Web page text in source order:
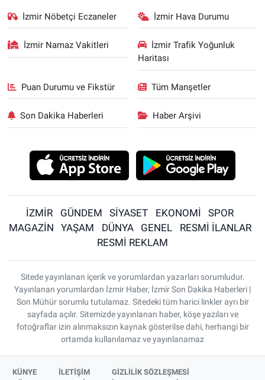
İzmir Nöbetçi Eczaneler İzmir Hava Durumu
İzmir Namaz Vakitleri
İzmir Trafik Yoğunluk
Haritası
Puan Durumu ve Fikstür Tüm Manşetler
Son Dakika Haberleri Haber Arşivi
İZMİR GÜNDEM SİYASET EKONOMİ
SPOR
MAGAZİN
YAŞAM DÜNYA GENEL
RESMİ İLANLAR
RESMİ REKLAM
Sitede yayınlanan içerik ve yorumlardan yazarları sorumludur.
Yayınlanan yorumlardan İzmir Haber, İzmir Son Dakika Haberleri |
Son Mühür sorumlu tutulamaz. Sitedeki tüm harici linkler ayrı bir
sayfada açılır. Sitemizde yayınlanan haber, köşe yazıları ve
fotoğraflar izin alınmaksızın kaynak gösterilse dahi, herhangi bir
ortamda kullanılamaz ve yayınlanamaz
KÜNYE İLETİŞİM
GİZLİLİK SÖZLEŞMESİ